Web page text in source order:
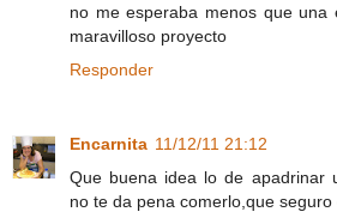
no me esperaba menos que una
maravilloso proyecto
Responder
Encarnita 11/12/11 21:12
Que buena idea lo de apadrinar
no te da pena comerlo,que